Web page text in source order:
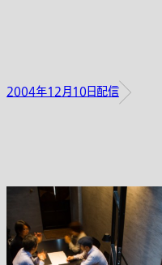
2004年12月10日配信